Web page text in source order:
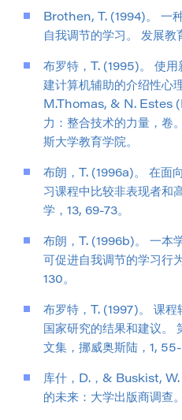
Brothen, T. (1994)。 一
自我调节的学习。 发展教
布罗特，T. (1995)。 使
建计算机辅助的介绍性心
M.Thomas, & N. Estes
力：整合技术的力量，卷
斯大学教育学院。
布朗，T. (1996a)。 在面
习课程中比较非表现者和
学，13, 69-73。
布朗，T. (1996b)。 一本
可促进自我调节的学习行
130。
布罗特，T. (1997)。 课程
国家研究的结果和建议。
文集，挪威奥斯陆，1, 55-
库什，D.，& Buskist, W.
的未来：大学出版商调查